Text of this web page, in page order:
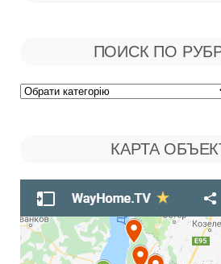
ПОИСК ПО
Поиск
КАРТА